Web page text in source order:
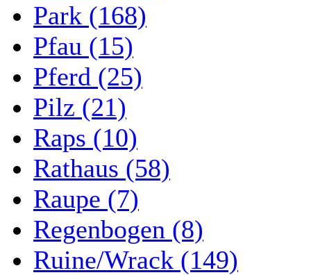
Park (168)
Pfau (15)
Pferd (25)
Pilz (21)
Raps (10)
Rathaus (58)
Raupe (7)
Regenbogen (8)
Ruine/Wrack (149)